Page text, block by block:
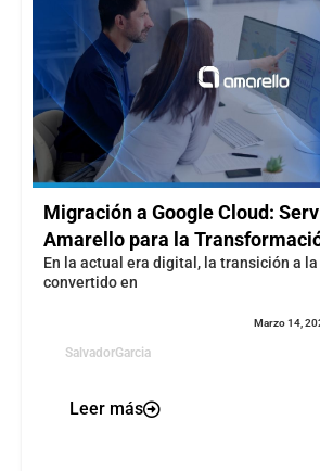
Migración a Google Cloud:
Amarello para la
En la actual era digital, la transición a la
convertido en
SalvadorGarcia
Marzo 14,
Leer más